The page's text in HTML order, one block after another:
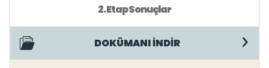
2. Etap Sonuçlar
DOKÜMANI İNDİR